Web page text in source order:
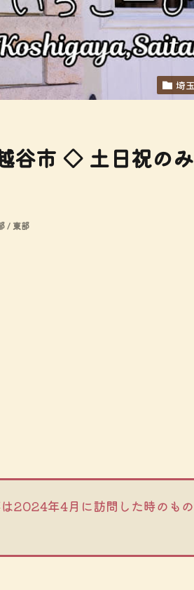
谷市 ◇ 土日祝の
/ 東部
埼
2024年4月に訪問した時のも